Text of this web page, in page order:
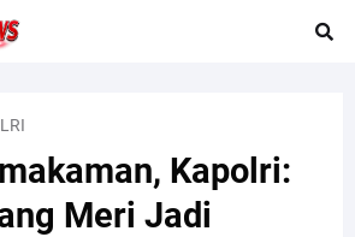
Kapolri:
Meri Jadi